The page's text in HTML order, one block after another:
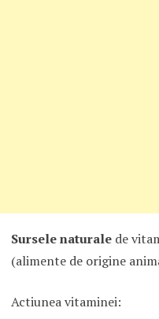
Sursele naturalede
(alimente de origine
Actiunea vitaminei: